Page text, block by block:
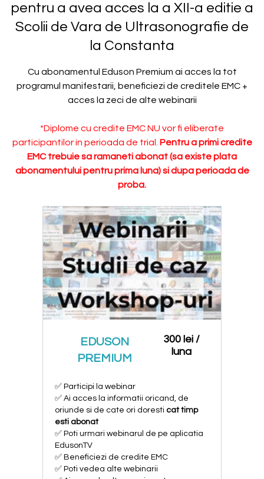
pentru a avea acces la a XII-a editie a
Scolii de Vara de Ultrasonografie de
la Constanta
Cu abonamentul Eduson Premium ai acces la tot
programul manifestarii, beneficiezi de creditele EMC +
acces la zeci de alte webinarii
*Diplome cu credite EMC NU vor fi eliberate
participantilor in perioada de trial. Pentru a primi credite
EMC trebuie sa ramaneti abonat (sa existe plata
abonamentului pentru prima luna) si dupa perioada de
proba.
EDUSON
PREMIUM
300 lei /
luna
✅ Participi la webinar
✅ Ai acces la informatii oricand, de
oriunde si de cate ori doresti cat timp
esti abonat
✅ Poti urmari webinarul de pe aplicatia
EdusonTV
✅ Beneficiezi de credite EMC
✅ Poti vedea alte webinarii